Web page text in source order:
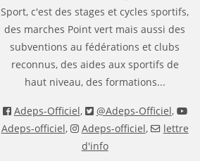
Sport, c'est des stages et cycles sportifs,
des marches Point vert mais aussi des
subventions au fédérations et clubs
reconnus, des aides aux sportifs de
haut niveau, des formations...
Adeps-Officiel, @Adeps-Officiel,
Adeps-officiel, Adeps-officiel,
lettre
d'info